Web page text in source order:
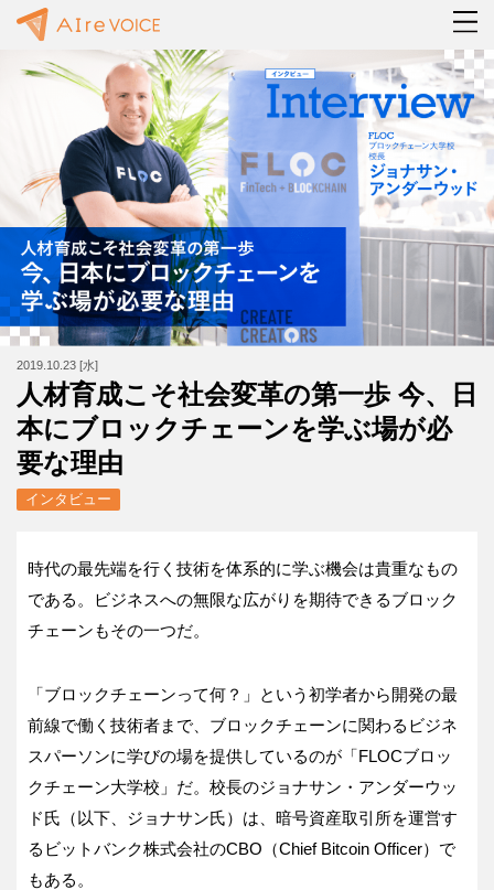
2019.10.23 [水]
人材育成こそ社会変革の第一歩 今、日
本にブロックチェーンを学ぶ場が必
要な理由
インタビュー
時代の最先端を行く技術を体系的に学ぶ機会は貴重なもの
である。ビジネスへの無限な広がりを期待できるブロック
チェーンもその一つだ。
「ブロックチェーンって何？」という初学者から開発の最
前線で働く技術者まで、ブロックチェーンに関わるビジネ
スパーソンに学びの場を提供しているのが「FLOCブロッ
クチェーン大学校」だ。校長のジョナサン・アンダーウッ
ド氏（以下、ジョナサン氏）は、暗号資産取引所を運営す
るビットバンク株式会社のCBO（Chief Bitcoin Officer）で
もある。